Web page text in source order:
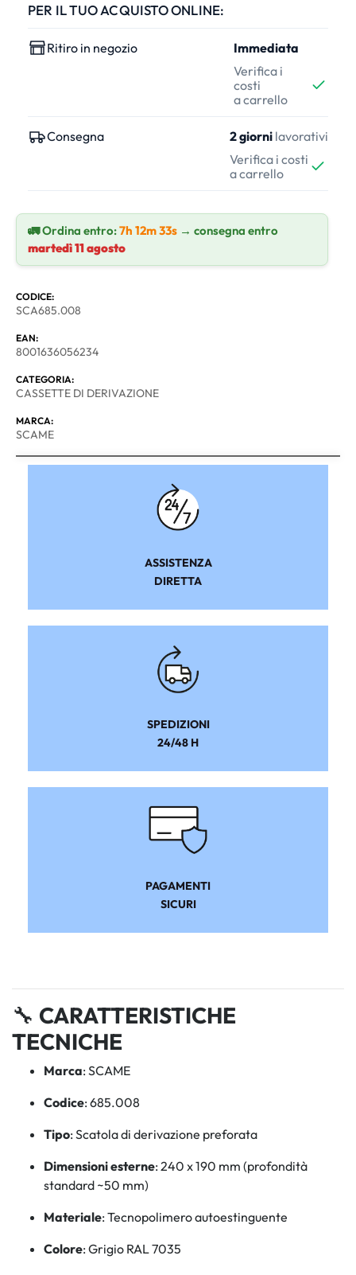
PER IL TUO ACQUISTO ONLINE:
Ritiro in negozio
Immediata
Verifica i
costi
a carrello
Consegna 2 giorni lavorativi
Verifica i costi
a carrello
🚛 Ordina entro:7h 12m 32s → consegna entro
martedì 11 agosto
CODICE:
SCA685.008
EAN:
8001636056234
CATEGORIA:
CASSETTE DI DERIVAZIONE
MARCA:
SCAME
ASSISTENZA
DIRETTA
SPEDIZIONI
24/48 H
PAGAMENTI
SICURI
🔧 CARATTERISTICHE
TECNICHE
Marca: SCAME
Codice: 685.008
Tipo: Scatola di derivazione preforata
Dimensioni esterne: 240 x 190 mm (profondità
standard ~50 mm)
Materiale: Tecnopolimero autoestinguente
Colore: Grigio RAL 7035